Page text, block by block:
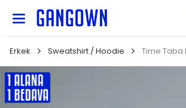
Erkek Sweatshirt / Hoodie Time Taba